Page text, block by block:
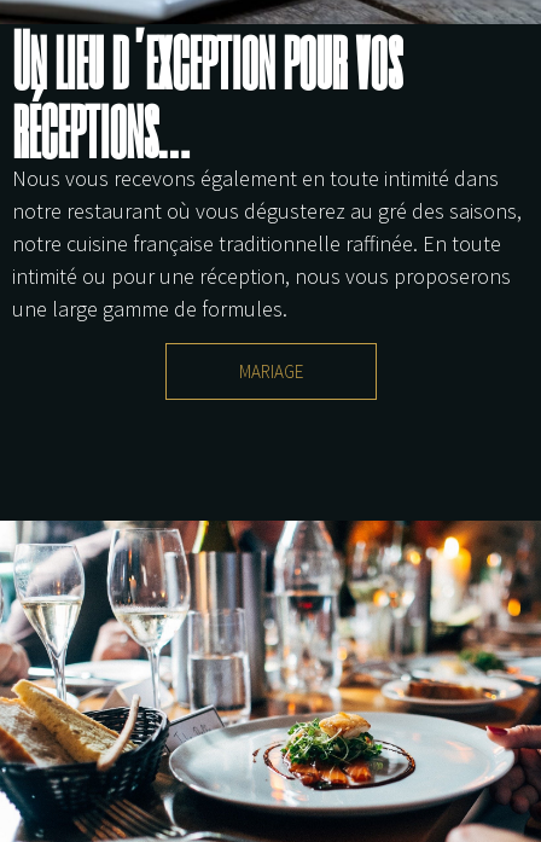
Un lieu d’exception pour vos
réceptions…
Nous vous recevons également en toute intimité dans
notre restaurant où vous dégusterez au gré des saisons,
notre cuisine française traditionnelle raffinée. En toute
intimité ou pour une réception, nous vous proposerons
une large gamme de formules.
MARIAGE